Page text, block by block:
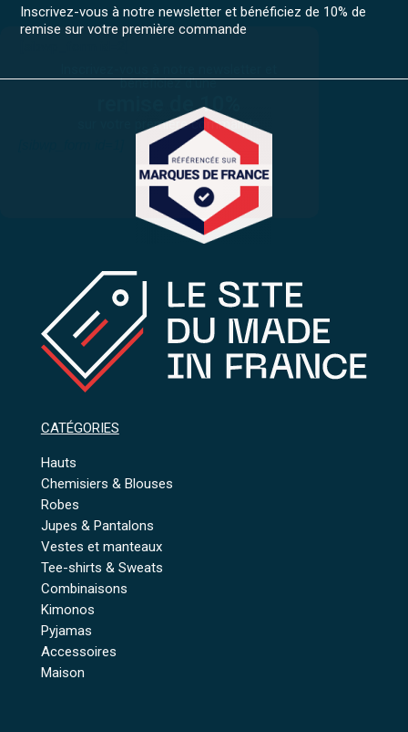
bénéficiez d'une
remise de 10%
sur votre première commande
Inscrivez-vous à notre newsletter et bénéficiez de 10% de
remise sur votre première commande
CATÉGORIES
Hauts
Chemisiers & Blouses
Robes
Jupes & Pantalons
Vestes et manteaux
Tee-shirts & Sweats
Combinaisons
Kimonos
Pyjamas
Accessoires
Maison